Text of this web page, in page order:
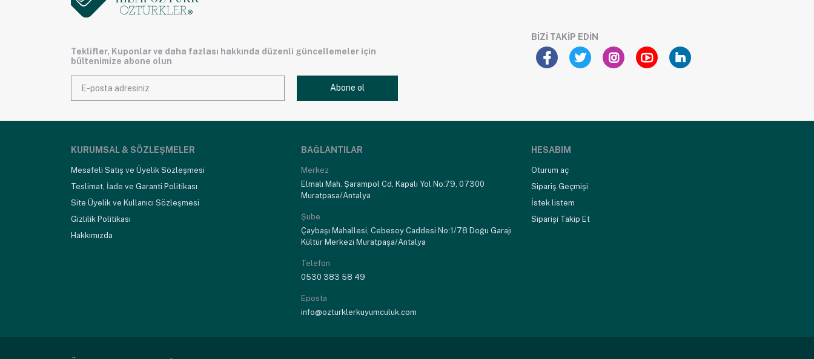
Teklifler, Kuponlar ve daha fazlası hakkında düzenli güncellemeler için
bültenimize abone olun
Abone ol
BIZI TAKIP EDIN
KURUMSAL & SÖZLEŞMELER
Mesafeli Satış ve Üyelik Sözleşmesi
Teslimat, İade ve Garanti Politikası
Site Üyelik ve Kullanıcı Sözleşmesi
Gizlilik Politikası
Hakkımızda
BAĞLANTILAR
Merkez
Elmalı Mah. Şarampol Cd, Kapalı Yol No:79, 07300
Muratpasa/Antalya
Şube
Çaybaşı Mahallesi, Cebesoy Caddesi No:1/78 Doğu Garajı
Kültür Merkezi Muratpaşa/Antalya
Telefon
0530 383 58 49
Eposta
info@ozturklerkuyumculuk.com
HESABIM
Oturum aç
Sipariş Geçmişi
İstek listem
Siparişi Takip Et